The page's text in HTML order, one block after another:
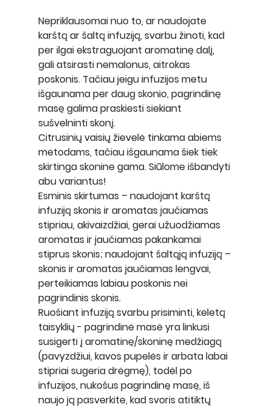
Nepriklausomai nuo to, ar naudojate
karštą ar šaltą infuziją, svarbu žinoti, kad
per ilgai ekstraguojant aromatinę dalį,
gali atsirasti nemalonus, aitrokas
poskonis. Tačiau jeigu infuzijos metu
išgaunama per daug skonio, pagrindinę
masę galima praskiesti siekiant
sušvelninti skonį.
Citrusinių vaisių žievelė tinkama abiems
metodams, tačiau išgaunama šiek tiek
skirtinga skonine gama. Siūlome išbandyti
abu variantus!
Esminis skirtumas – naudojant karštą
infuziją skonis ir aromatas jaučiamas
stipriau, akivaizdžiai, gerai užuodžiamas
aromatas ir jaučiamas pakankamai
stiprus skonis; naudojant šaltąją infuziją –
skonis ir aromatas jaučiamas lengvai,
perteikiamas labiau poskonis nei
pagrindinis skonis.
Ruošiant infuziją svarbu prisiminti, keletą
taisyklių - pagrindinė masė yra linkusi
susigerti į aromatinę/skoninę medžiagą
(pavyzdžiui, kavos pupelės ir arbata labai
stipriai sugeria drėgmę), todėl po
infuzijos, nukošus pagrindinę masę, iš
naujo ją pasverkite, kad svoris atitiktų